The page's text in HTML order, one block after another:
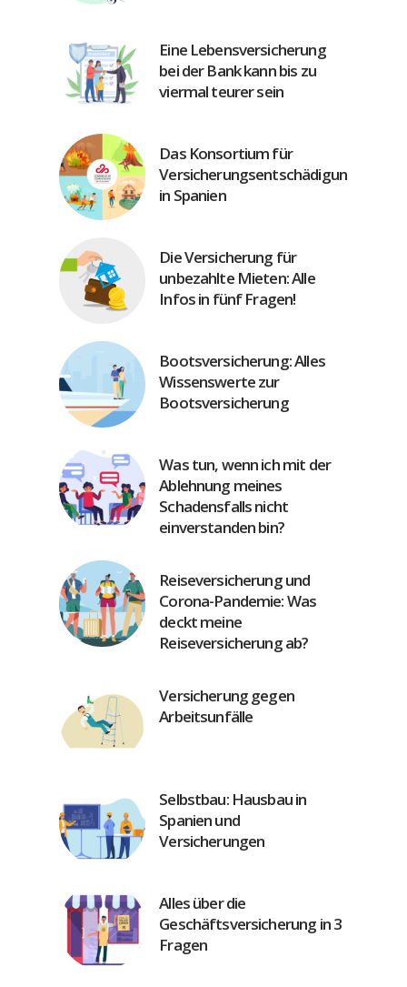
Eine Lebensversicherung
bei der Bank kann bis zu
viermal teurer sein
Das Konsortium für
Versicherungsentschädigung
in Spanien
Die Versicherung für
unbezahlte Mieten: Alle
Infos in fünf Fragen!
Bootsversicherung: Alles
Wissenswerte zur
Bootsversicherung
Was tun, wenn ich mit der
Ablehnung meines
Schadensfalls nicht
einverstanden bin?
Reiseversicherung und
Corona-Pandemie: Was
deckt meine
Reiseversicherung ab?
Versicherung gegen
Arbeitsunfälle
Selbstbau: Hausbau in
Spanien und
Versicherungen
Alles über die
Geschäftsversicherung in 3
Fragen